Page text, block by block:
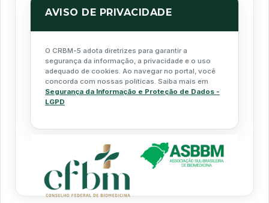
AVISO DE PRIVACIDADE
O CRBM-5 adota diretrizes para garantir a
segurança da informação, a privacidade e o uso
adequado de cookies. Ao navegar no portal, você
concorda com nossas políticas. Saiba mais em
Segurança da Informação e Proteção de Dados -
LGPD